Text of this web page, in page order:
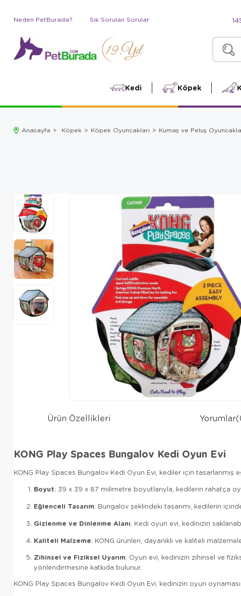
Neden PetBurada? Sık Sorulan Sorular
Kedi Köpek
Anasayfa Köpek Köpek Oyuncakları Kumaş ve Peluş
Ürün Özellikleri Yorumlar
KONG Play Spaces Bungalov Kedi Oyun Evi
KONG Play Spaces Bungalov Kedi Oyun Evi, kediler için tasarlanmış
Boyut: 39 x 39 x 87 milimetre boyutlarıyla, kedilerin rahatça
Eğlenceli Tasarım: Bungalov şeklindeki tasarımı, kedilerin
Gizlenme ve Dinlenme Alanı: Kedi oyun evi, kedinizin
Kaliteli Malzeme: KONG ürünleri, dayanıklı ve kaliteli
Zihinsel ve Fiziksel Uyarım: Oyun evi, kedinizin zihinsel ve
yönlendirmesine katkıda bulunur.
KONG Play Spaces Bungalov Kedi Oyun Evi, kedinizin oyun